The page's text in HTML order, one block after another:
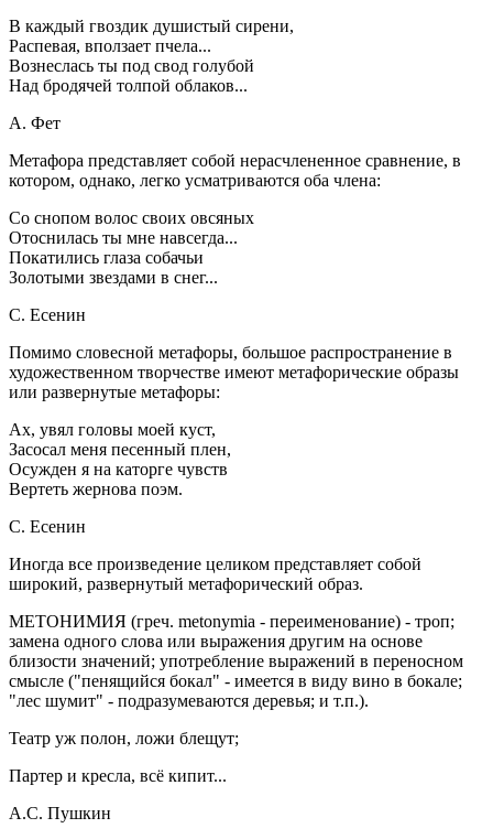
В каждый гвоздик душистый сирени,
Распевая, вползает пчела...
Вознеслась ты под свод голубой
Над бродячей толпой облаков...
А. Фет
Метафора представляет собой нерасчлененное сравнение, в
котором, однако, легко усматриваются оба члена:
Со снопом волос своих овсяных
Отоснилась ты мне навсегда...
Покатились глаза собачьи
Золотыми звездами в снег...
С. Есенин
Помимо словесной метафоры, большое распространение в
художественном творчестве имеют метафорические образы
или развернутые метафоры:
Ах, увял головы моей куст,
Засосал меня песенный плен,
Осужден я на каторге чувств
Вертеть жернова поэм.
С. Есенин
Иногда все произведение целиком представляет собой
широкий, развернутый метафорический образ.
МЕТОНИМИЯ (греч. metonymia - переименование) - троп;
замена одного слова или выражения другим на основе
близости значений; употребление выражений в переносном
смысле ("пенящийся бокал" - имеется в виду вино в бокале;
"лес шумит" - подразумеваются деревья; и т.п.).
Театр уж полон, ложи блещут;
Партер и кресла, всё кипит...
А.С. Пушкин